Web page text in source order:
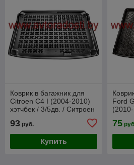
Коврик в багажник для
Citroen C4 I (2004-2010)
хэтчбек / 3/5дв. / Ситроен
С4 [230115] (Rezaw-Plast)
93 руб.
Купить
Ford
Plast
75